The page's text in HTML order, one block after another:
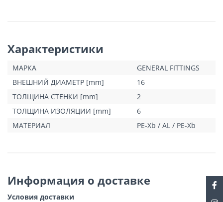
Характеристики
МАРКА
GENERAL FITTINGS
ВНЕШНИЙ ДИАМЕТР [mm]
16
ТОЛЩИНА СТЕНКИ [mm]
2
ТОЛЩИНА ИЗОЛЯЦИИ [mm]
6
МАТЕРИАЛ
PE-Xb / AL / PE-Xb
Информация о доставке
Условия доставки